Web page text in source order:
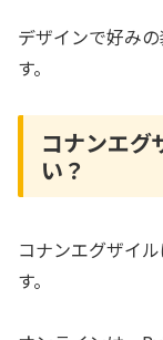
デザインで好み
す。
コナンエグ
い？
コナンエグザイ
す。